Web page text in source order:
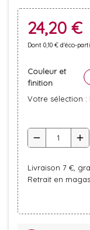
24,20 €
Dont 0,10 € d'éco-
Couleur et
finition
Votre sélection :
remove add
Livraison 7 €,
Retrait en